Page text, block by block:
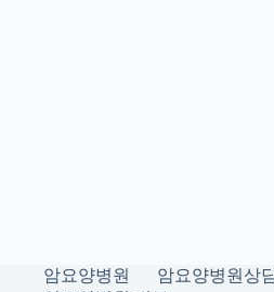
암요양병원
암요양병원상